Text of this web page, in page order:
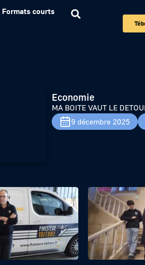
Formats courts
Economie
MA BOITE VAUT LE
9 décembre 2025